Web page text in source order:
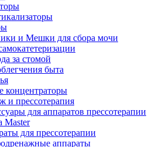
и Мешки для сбора мочи
за стомой
быта
концентраторы
и прессотерапия
для аппаратов прессотерапии
Master
для прессотерапии
аппараты